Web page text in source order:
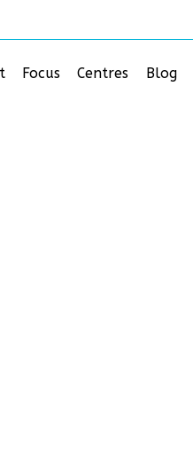
Focus Centres Blog